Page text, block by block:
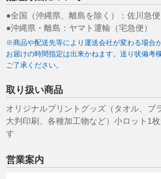
●全国（沖縄県、離島を除く）：佐川急便
●沖縄県・離島：ヤマト運輸（宅急便）
※商品や配送先等により運送会社が変わる場合
お届けの時間指定は出来かねます。送り状備考
ご了承ください。
取り扱い商品
オリジナルプリントグッズ（タオル、ブ
大判印刷、各種加工物など）小ロット1
す
営業案内